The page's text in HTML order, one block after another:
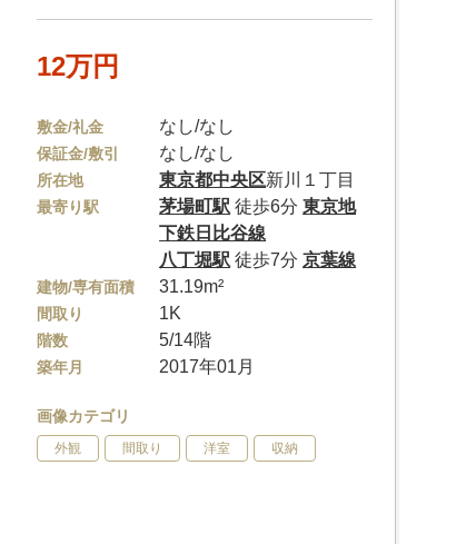
12万円
敷金/礼金 なし/なし
保証金/敷引 なし/なし
所在地 東京都中央区新川１丁目
最寄り駅 茅場町駅 徒歩6分東京地
下鉄日比谷線
八丁堀駅 徒歩7分京葉線
建物/専有面積 31.19m²
間取り 1K
階数 5/14階
築年月 2017年01月
画像カテゴリ
外観 間取り 洋室 収納